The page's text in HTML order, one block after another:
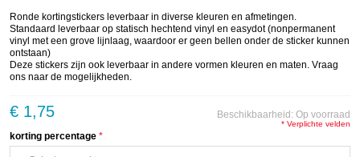
Ronde kortingstickers leverbaar in diverse kleuren en afmetingen.
Standaard leverbaar op statisch hechtend vinyl en easydot (nonpermanent
vinyl met een grove lijnlaag, waardoor er geen bellen onder de sticker kunnen
ontstaan)
Deze stickers zijn ook leverbaar in andere vormen kleuren en maten. Vraag
ons naar de mogelijkheden.
Beschikbaarheid: Op voorraad
€ 1,75
korting percentage
* Verplichte velden